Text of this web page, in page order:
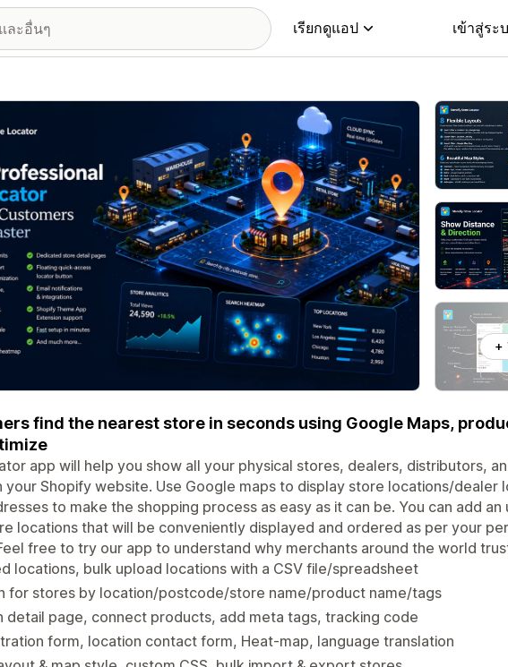
เรียกดูแอป เข้าสู่ระ
แสดง
+
find the nearest store in seconds using Google Maps,
app will help you show all your physical stores, dealers, distributors,
your Shopify website. Use Google maps to display store locations/dealer
to make the shopping process as easy as it can be. You can add an
locations that will be conveniently displayed and ordered as per your
free to try our app to understand why merchants around the world
locations, bulk upload locations with a CSV file/spreadsheet
for stores by location/postcode/store name/product name/tags
detail page, connect products, add meta tags, tracking code
form, location contact form, Heat-map, language translation